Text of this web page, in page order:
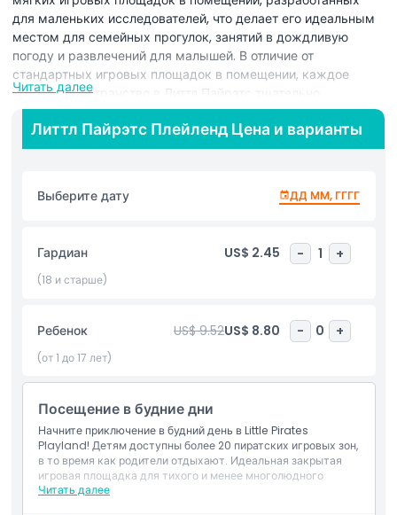
для маленьких исследователей, что делает его идеальным
местом для семейных прогулок, занятий в дождливую
погоду и развлечений для малышей. В отличие от
стандартных игровых площадок в помещении, каждое
игровое пространство в Литтл Пайрэтс тщательно
спроектировано с учетом различных возрастных групп и
уровней активности. Зона для малышей, предназначенная
исключительно для детей младше 4 лет, включает в себя
игрушки, способствующие безопасному исследованию и
раннему развитию. Старшие дети могут погрузиться в
препятствий и интерактивными игровыми элементами,
которые поощряют физическую активность и социальное
взаимодействие. Родители могут расслабиться в кафе Литтл
зон. Особое внимание уделяется чистоте и безопасности,
обязательное ношение носков и регулярная дезинфекция
оборудования персоналом. Независимо от того,
помещении, Литтл Пайрэтс Плейленд предлагает
уникальное сочетание развлечений, комфорта и творческой
игры. Удобное расположение и круглогодичная работа
делают это место лучшим выбором для семей, ищущих
увлекательные и доступные в любую погоду занятия в
Читать далее
Литтл Пайрэтс Плейленд Цена и варианты
Выберите дату ДД ММ, ГГГГ
Гардиан US$ 2.45 - 1 +
(18 и старше)
Ребенок US$ 9.52US$ 8.80 - 0 +
(от 1 до 17 лет)
Посещение в будние дни
Начните приключение в будний день в Little Pirates
Playland! Детям доступны более 20 пиратских игровых зон,
в то время как родители отдыхают. Идеальная закрытая
игровая площадка для тихого и менее многолюдного
развлечения.
Читать далее